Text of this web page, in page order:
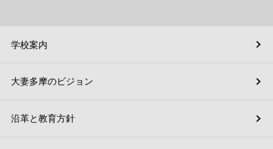
学校案内
大妻多摩のビジョン
沿革と教育方針